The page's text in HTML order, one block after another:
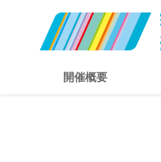
開催概要